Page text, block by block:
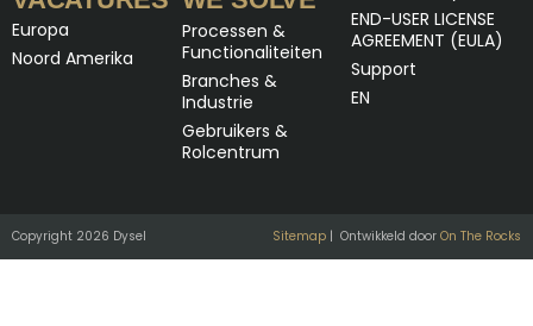
Europa
Noord Amerika
Processen &
Functionaliteiten
Branches &
Industrie
Gebruikers &
Rolcentrum
END-USER LICENSE
AGREEMENT (EULA)
Support
EN
Copyright 2026 Dysel Sitemap | Ontwikkeld door On The Rocks